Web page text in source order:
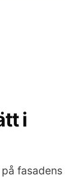
i
fasadens